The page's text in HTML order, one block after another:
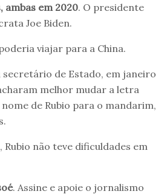
ambas em 2020. O presidente
Joe Biden.
viajar para a China.
secretário de Estado, em janeiro
melhor mudar a letra
de Rubio para o mandarim,
não teve dificuldades em
. Assine e apoie o jornalismo